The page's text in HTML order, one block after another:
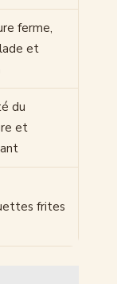
ferme,
et
du
et
frites